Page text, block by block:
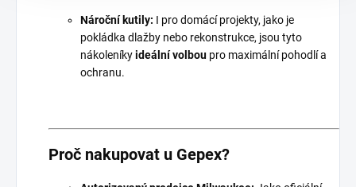
Nároční kutily: I pro domácí projekty, jako je
pokládka dlažby nebo rekonstrukce, jsou tyto
nákoleníkyideální volbou pro maximální pohodlí a
ochranu.
Proč nakupovat u Gepex?